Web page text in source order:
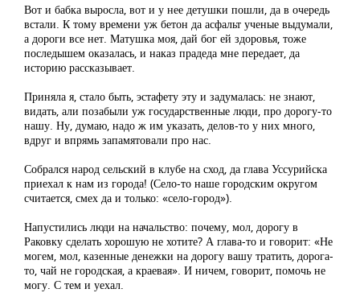
Вот и бабка выросла, вот и у нее детушки пошли, да в очередь
встали. К тому времени уж бетон да асфальт ученые выдумали,
а дороги все нет. Матушка моя, дай бог ей здоровья, тоже
последышем оказалась, и наказ прадеда мне передает, да
историю рассказывает.
Приняла я, стало быть, эстафету эту и задумалась: не знают,
видать, али позабыли уж государственные люди, про дорогу-то
нашу. Ну, думаю, надо ж им указать, делов-то у них много,
вдруг и впрямь запамятовали про нас.
Собрался народ сельский в клубе на сход, да глава Уссурийска
приехал к нам из города! (Село-то наше городским округом
считается, смех да и только: «село-город»).
Напустились люди на начальство: почему, мол, дорогу в
Раковку сделать хорошую не хотите? А глава-то и говорит: «Не
могем, мол, казенные денежки на дорогу вашу тратить, дорога-
то, чай не городская, а краевая». И ничем, говорит, помочь не
могу. С тем и уехал.